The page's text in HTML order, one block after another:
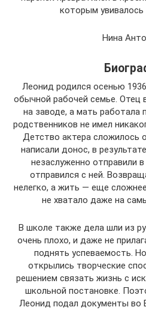
которым
Нина
Леонид родился осенью
обычной рабочей семье. Отец
на заводе, а мать работала
родственников не имел
Детство актера сложилось
написали донос, в
незаслуженно отправили
отправился с ней.
нелегко, а жить — еще
не хватало даже на
В школе также дела шли из
очень плохо, и даже не
поднять успеваемость.
открылись творческие
решением связать жизнь с
школьной постановке.
Леонид подал документы во